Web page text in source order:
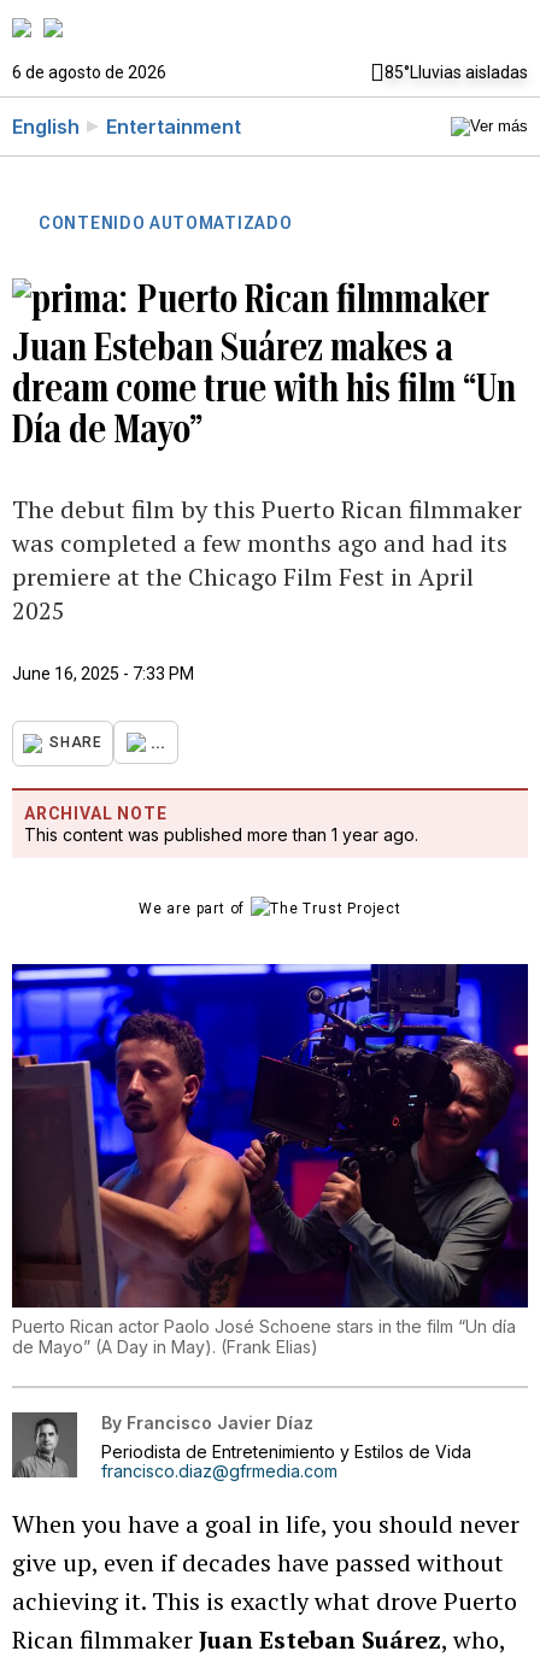
6 de agosto de 2026 85°Lluvias aisladas
English Entertainment
CONTENIDO AUTOMATIZADO
Puerto Rican filmmaker
Juan Esteban Suárez makes a
dream come true with his film “Un
Día de Mayo”
The debut film by this Puerto Rican filmmaker
was completed a few months ago and had its
premiere at the Chicago Film Fest in April
2025
June 16, 2025 - 7:33 PM
SHARE ...
ARCHIVAL NOTE
This content was published more than 1 year ago.
We are part of
Puerto Rican actor Paolo José Schoene stars in the film “Un día
de Mayo” (A Day in May). (Frank Elias)
By Francisco Javier Díaz
Periodista de Entretenimiento y Estilos de Vida
francisco.diaz@gfrmedia.com
When you have a goal in life, you should never
give up, even if decades have passed without
achieving it. This is exactly what drove Puerto
Rican filmmakerJuan Esteban Suárez, who,